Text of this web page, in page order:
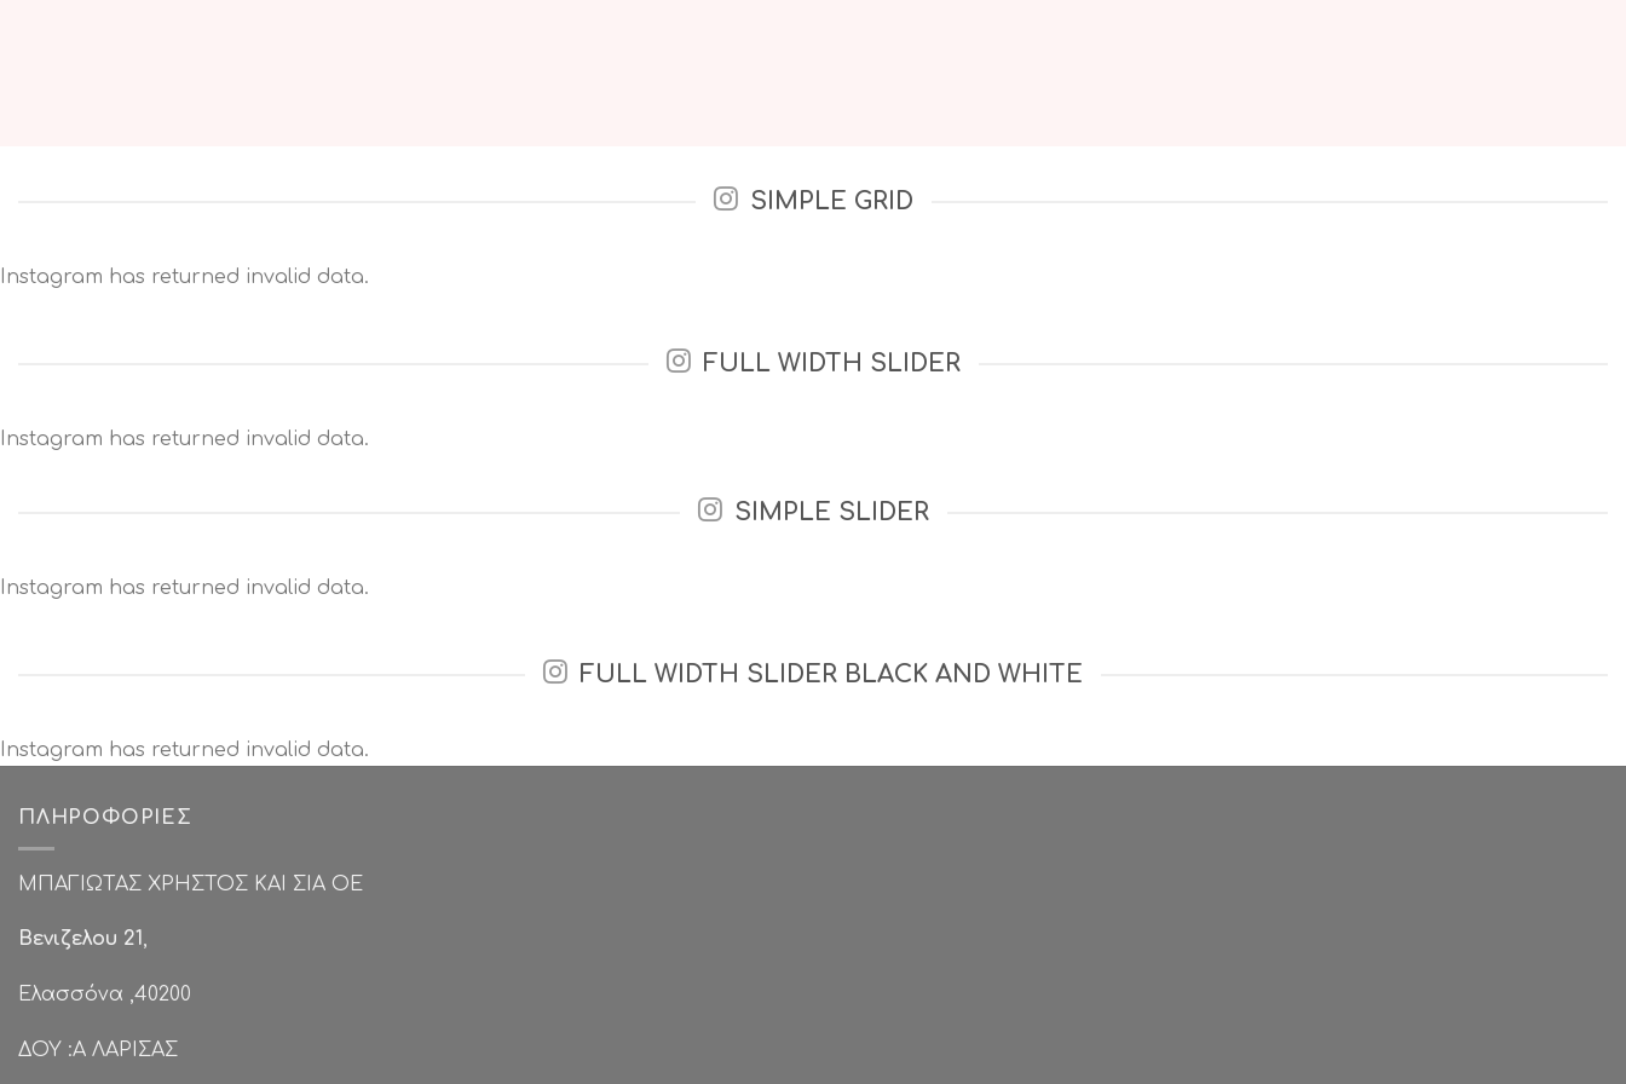
SIMPLE GRID
Instagram has returned invalid data.
FULL WIDTH SLIDER
Instagram has returned invalid data.
SIMPLE SLIDER
Instagram has returned invalid data.
FULL WIDTH SLIDER BLACK AND WHITE
Instagram has returned invalid data.
ΠΛΗΡΟΦΟΡΊΕΣ
ΜΠΑΓΙΩΤΑΣ ΧΡΗΣΤΟΣ ΚΑΙ ΣΙΑ ΟΕ
Βενιζελου 21,
Ελασσόνα ,40200
ΔΟΥ :Α ΛΑΡΙΣΑΣ